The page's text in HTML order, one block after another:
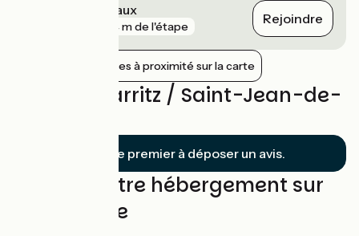
Les Deux Jumeaux
474 m de l'étape Rejoindre
Afficher les gares à proximité sur la carte
Avis sur Biarritz / Saint-Jean-de-
Soyez le premier à déposer un avis.
Trouvez votre hébergement sur
cette étape